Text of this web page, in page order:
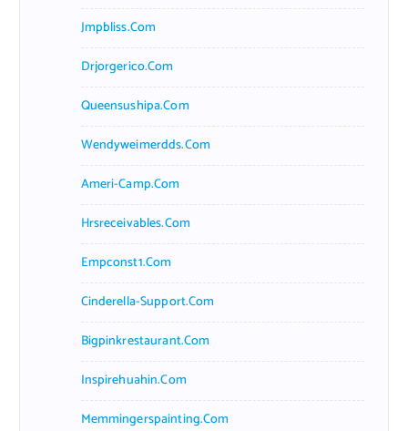
Jmpbliss.com
Drjorgerico.com
Queensushipa.com
Wendyweimerdds.com
Ameri-Camp.com
Hrsreceivables.com
Empconst1.com
Cinderella-Support.com
Bigpinkrestaurant.com
Inspirehuahin.com
Memmingerspainting.com